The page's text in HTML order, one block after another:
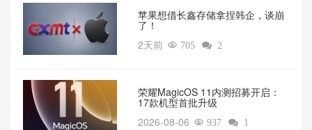
苹果想借长鑫存储拿捏韩企，谈崩
了！
2天前  705  2
荣耀MagicOS 11内测招募开启：
17款机型首批升级
2026-08-06  937  1